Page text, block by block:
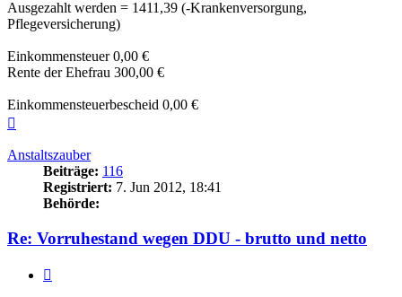
Ausgezahlt werden = 1411,39 (-Krankenversorgung,
Pflegeversicherung)
Einkommensteuer 0,00 €
Rente der Ehefrau 300,00 €
Einkommensteuerbescheid 0,00 €
Anstaltszauber
Beiträge: 116
Registriert: 7. Jun 2012, 18:41
Behörde:
Re: Vorruhestand wegen DDU - brutto und netto